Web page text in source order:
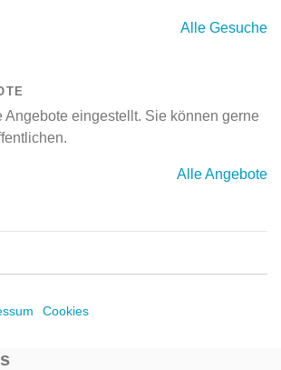
Alle Gesuche
Angebote eingestellt. Sie können gerne
Alle Angebote
Cookies